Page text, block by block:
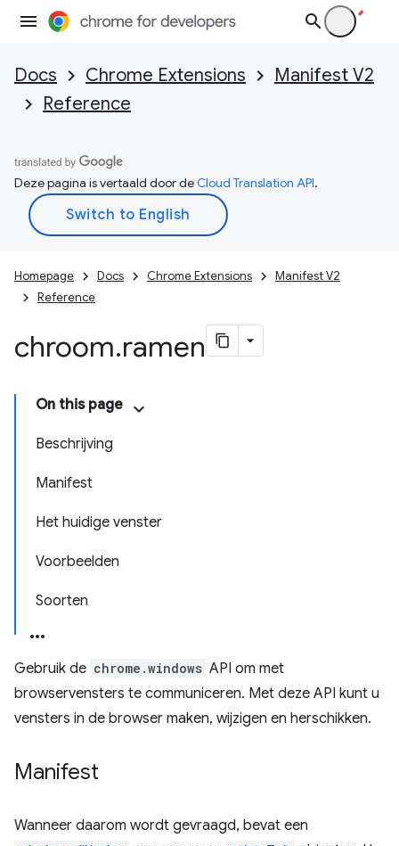
Docs Chrome Extensions
Manifest V2
Reference
Deze pagina is vertaald door deCloud Translation API.
Homepage Docs Chrome Extensions
Manifest V2
Reference
chroom.ramen
On this page
Beschrijving
Manifest
Het huidige venster
Voorbeelden
Soorten
Gebruik de chrome.windows API om met
browservensters te communiceren. Met deze API kunt u
vensters in de browser maken, wijzigen en herschikken.
Manifest
Wanneer daarom wordt gevraagd, bevat een